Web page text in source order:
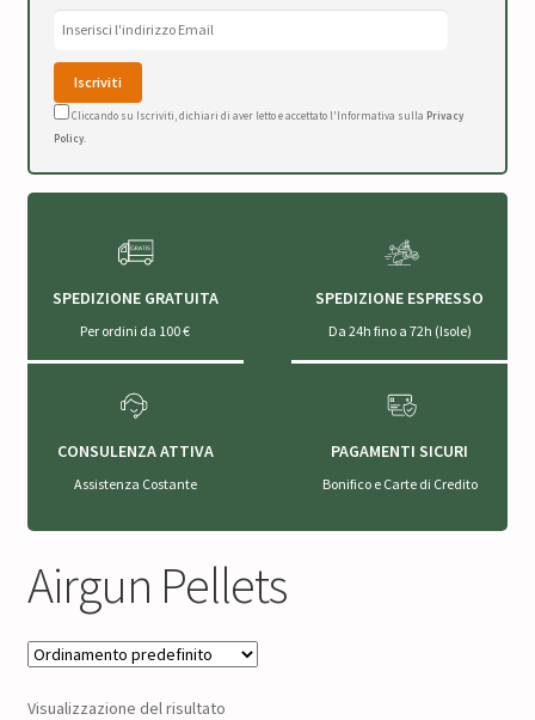
Cliccando su Iscriviti, dichiari di aver letto e accettato l'Informativa sulla Privacy
Policy.
SPEDIZIONE GRATUITA
Per ordini da 100 €
SPEDIZIONE ESPRESSO
Da 24h fino a 72h (Isole)
CONSULENZA ATTIVA
Assistenza Costante
PAGAMENTI SICURI
Bonifico e Carte di Credito
Airgun Pellets
Visualizzazione del risultato